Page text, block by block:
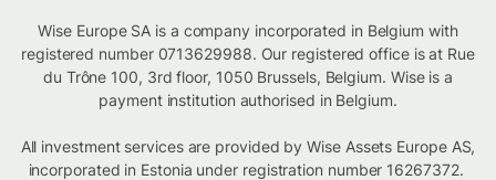
Wise Europe SA is a company incorporated in Belgium with
registered number 0713629988. Our registered office is at Rue
du Trône 100, 3rd floor, 1050 Brussels, Belgium. Wise is a
payment institution authorised in Belgium.
All investment services are provided by Wise Assets Europe AS,
incorporated in Estonia under registration number 16267372.